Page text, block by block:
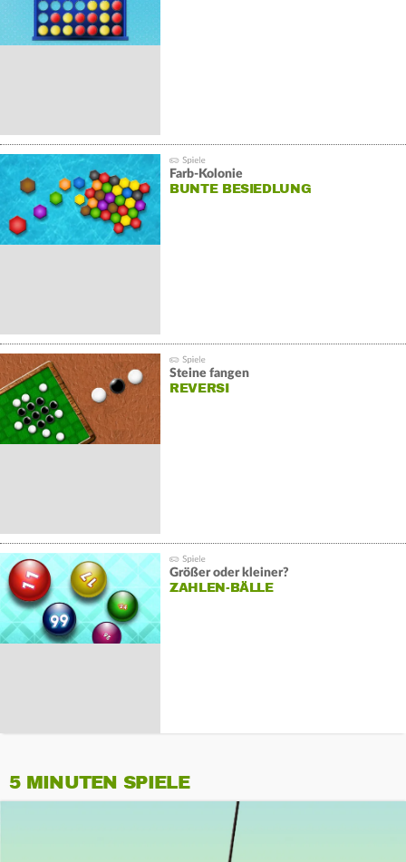
Farb-Kolonie
BUNTE BESIEDLUNG
Steine fangen
REVERSI
Größer oder kleiner?
ZAHLEN-BÄLLE
5 MINUTEN SPIELE